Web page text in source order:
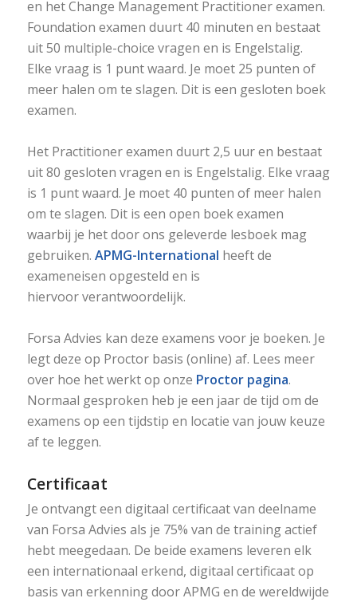
en het Change Management Practitioner examen.
Foundation examen duurt 40 minuten en bestaat
uit 50 multiple-choice vragen en is Engelstalig.
Elke vraag is 1 punt waard. Je moet 25 punten of
meer halen om te slagen. Dit is een gesloten boek
examen.
Het Practitioner examen duurt 2,5 uur en bestaat
uit 80 gesloten vragen en is Engelstalig. Elke vraag
is 1 punt waard. Je moet 40 punten of meer halen
om te slagen. Dit is een open boek examen
waarbij je het door ons geleverde lesboek mag
gebruiken. APMG-International heeft de
exameneisen opgesteld en is
hiervoor verantwoordelijk.
Forsa Advies kan deze examens voor je boeken. Je
legt deze op Proctor basis (online) af. Lees meer
over hoe het werkt op onze Proctor pagina.
Normaal gesproken heb je een jaar de tijd om de
examens op een tijdstip en locatie van jouw keuze
af te leggen.
Certificaat
Je ontvangt een digitaal certificaat van deelname
van Forsa Advies als je 75% van de training actief
hebt meegedaan. De beide examens leveren elk
een internationaal erkend, digitaal certificaat op
basis van erkenning door APMG en de wereldwijde